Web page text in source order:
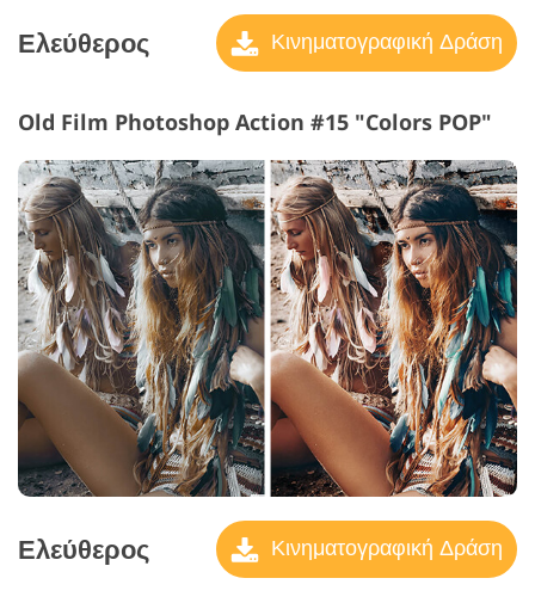
Ελεύθερος Κινηματογραφική Δράση
Old Film Photoshop Action #15 "Colors POP"
Ελεύθερος Κινηματογραφική Δράση